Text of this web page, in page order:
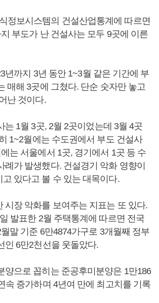
정보시스템의 건설산업통계에 따르면
부도가 난 건설사는 모두 9곳에 이른
년까지 3년 동안 1~3월 같은 기간에 부
매해 3곳에 그쳤다. 단순 숫자만 놓고
난 것이다.
는 1월 3곳, 2월 2곳이었는데 3월 4곳
1~2월에는 수도권에서 부도 건설사
는 서울에서 1곳, 경기에서 1곳 등 수
례가 발생했다. 건설경기 악화 영향이
있다고 볼 수 있는 대목이다.
시장 악화를 보여주는 지표는 또 있다.
발표한 2월 주택통계에 따르면 전국
말 기준 6만4874가구로 3개월째 정부
인 6만2천선을 웃돌았다.
양으로 꼽히는 준공후미분양은 1만186
속 증가하며 4년여 만에 최고치를 기록